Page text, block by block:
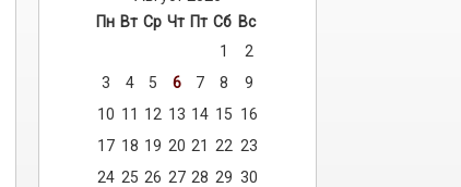
Пн Вт Ср Чт Пт Сб Вс
1
2
3
4 5 6 7 8
9
10 11 12 13 14 15 16
17 18 19 20 21 22 23
24 25 26 27 28 29 30